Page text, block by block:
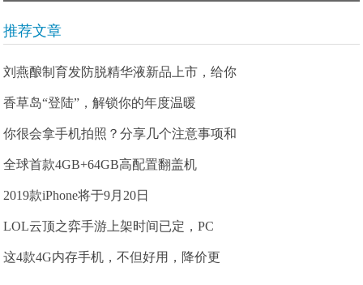
推荐文章
刘燕酿制育发防脱精华液新品上市，给你
香草岛“登陆”，解锁你的年度温暖
你很会拿手机拍照？分享几个注意事项和
全球首款4GB+64GB高配置翻盖机
2019款iPhone将于9月20日
LOL云顶之弈手游上架时间已定，PC
这4款4G内存手机，不但好用，降价更